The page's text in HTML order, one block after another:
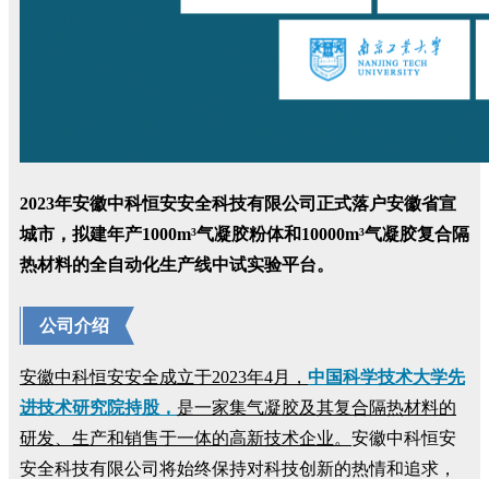
2023年安徽中科恒安安全科技有限公司正式落户安徽省宣
城市， 拟建年产1000m³气凝胶粉体和10000m³气凝胶复合隔
热材料的全自动化生产线中试实验平台。
公司介绍
安徽中科恒安安全成立于2023年4月， 中国科学技术大学先
进技术研究院持股， 是一家集气凝胶及其复合隔热材料的
研发、生产和销售于一体的高新技术企业。 安徽中科恒安
安全科技有限公司将始终保持对科技创新的热情和追求，